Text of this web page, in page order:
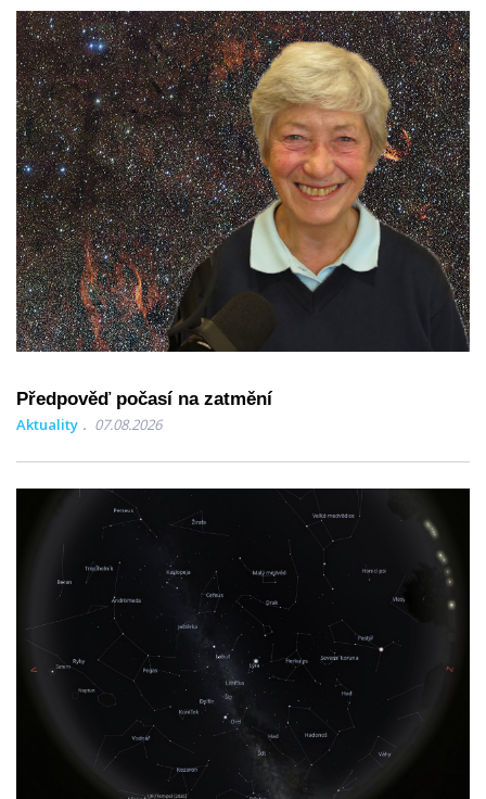
Předpověď počasí na zatmění
Aktuality 07.08.2026